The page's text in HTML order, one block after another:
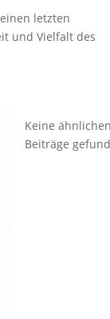
letzten
und Vielfalt des
Keine ähnlichen
Beiträge